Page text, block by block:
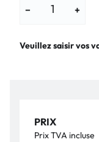
− +
Veuillez saisir vos
PRIX
Prix TVA incluse